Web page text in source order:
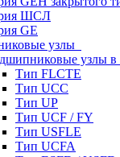
ШСЛ
GE
узлы
узлы в
Тип FLCTE
Тип UCC
Тип UP
Тип UCF / FY
Тип USFLE
Тип UCFA